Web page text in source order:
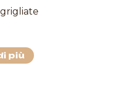
più